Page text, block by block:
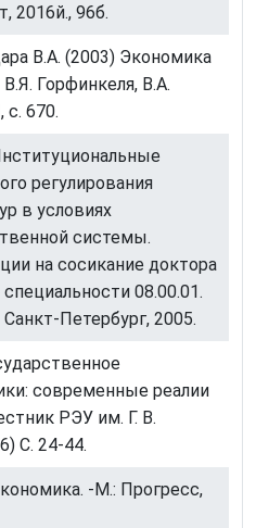
2016й., 96б.
В.А. (2003) Экономика
Горфинкеля, В.А.
670.
регулирования
в условиях
системы.
на сосикание доктора
08.00.01.
Петербург, 2005.
современные реалии
РЭУ им. Г. В.
С. 24-44.
-М.: Прогресс,